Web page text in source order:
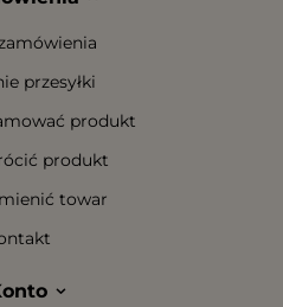
przesyłki
produkt
produkt
towar